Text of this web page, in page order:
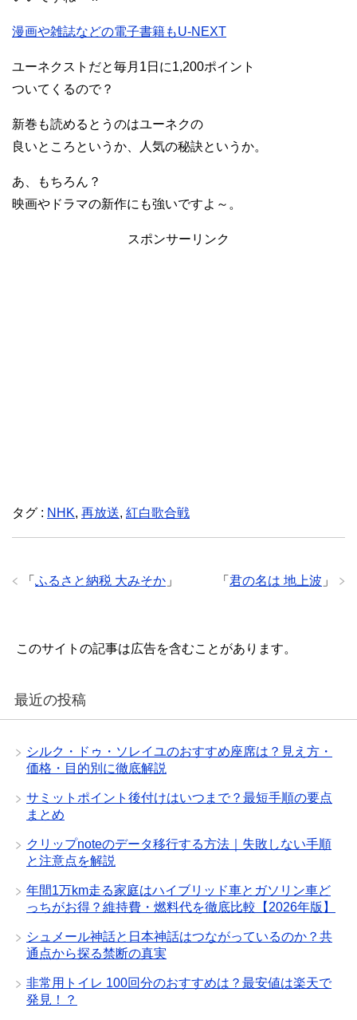
漫画や雑誌などの電子書籍もU-NEXT
ユーネクストだと毎月1日に1,200ポイント
ついてくるので？
新巻も読めるとうのはユーネクの
良いところというか、人気の秘訣というか。
あ、もちろん？
映画やドラマの新作にも強いですよ～。
スポンサーリンク
タグ : NHK, 再放送, 紅白歌合戦
「 君の名は 地上波 」
「 ふるさと納税 大みそか 」
このサイトの記事は広告を含むことがあります。
最近の投稿
シルク・ドゥ・ソレイユのおすすめ座席は？見え方・
価格・目的別に徹底解説
サミットポイント後付けはいつまで？最短手順の要点
まとめ
クリップnoteのデータ移行する方法｜失敗しない手順
と注意点を解説
年間1万km走る家庭はハイブリッド車とガソリン車ど
っちがお得？維持費・燃料代を徹底比較【2026年版】
シュメール神話と日本神話はつながっているのか？共
通点から探る禁断の真実
非常用トイレ 100回分のおすすめは？最安値は楽天で
発見！？